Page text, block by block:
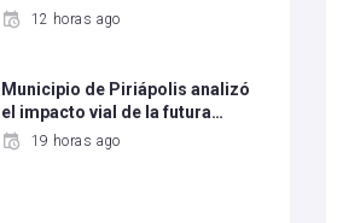
12 horas ago
Municipio de Piriápolis analizó
el impacto vial de la futura…
19 horas ago